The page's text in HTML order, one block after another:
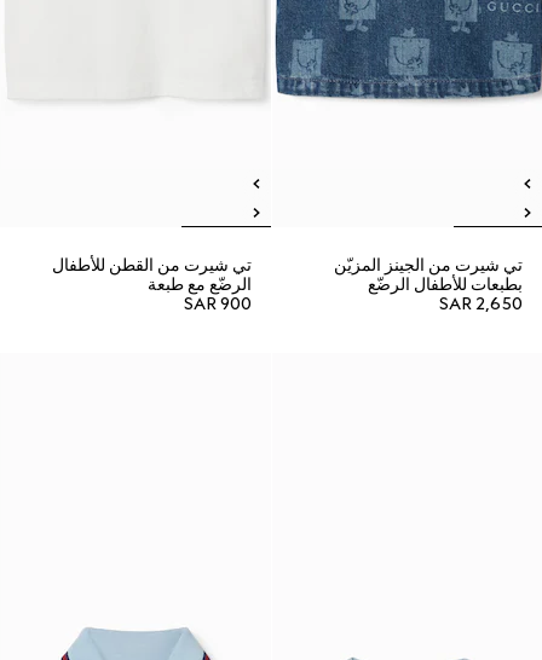
تي شيرت من الجينز المزيّن
بطبعات للأطفال الرضّع
SAR 2,650
تي شيرت من القطن للأطفال
الرضّع مع طبعة
SAR 900